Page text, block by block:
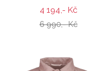
4 194,- Kč
6 990,- Kč